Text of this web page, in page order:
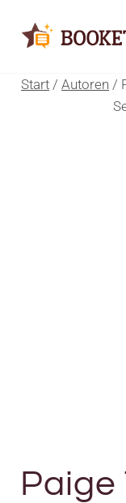
Inhalt
Start / Autoren /
Paige